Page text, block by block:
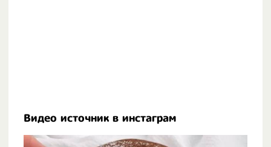
Видео источник в инстаграм